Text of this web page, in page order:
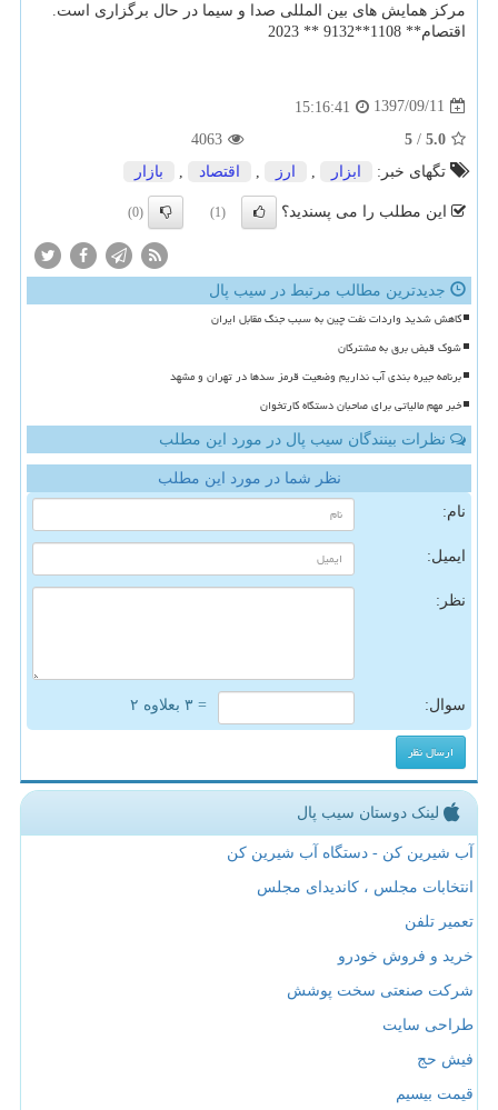
مركز همایش های بین المللی صدا و سیما در حال برگزاری است.
اقتصام** 1108**9132 ** 2023
1397/09/11
15:16:41
5.0
/
5
4063
تگهای خبر:
ابزار ارز اقتصاد بازار
این مطلب را می پسندید؟ (1)
(0)
جدیدترین مطالب مرتبط در سیب پال
کاهش شدید واردات نفت چین به سبب جنگ مقابل ایران
شوک قبض برق به مشترکان
برنامه جیره بندی آب نداریم وضعیت قرمز سدها در تهران و مشهد
خبر مهم مالیاتی برای صاحبان دستگاه کارتخوان
نظرات بینندگان سیب پال در مورد این مطلب
نظر شما در مورد این مطلب
نام:
ایمیل:
نظر:
سوال: = ۳ بعلاوه ۲
لینک دوستان سیب پال
آب شیرین کن - دستگاه آب شیرین کن
انتخابات مجلس ، کاندیدای مجلس
تعمیر تلفن
خرید و فروش خودرو
شرکت صنعتی سخت پوشش
طراحی سایت
فیش حج
قیمت بیسیم